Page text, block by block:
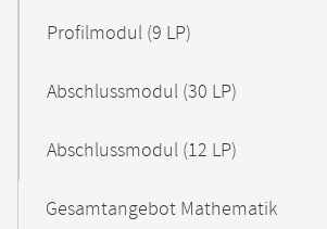
Profilmodul (9 LP)
Abschlussmodul (30 LP)
Abschlussmodul (12 LP)
Gesamtangebot Mathematik